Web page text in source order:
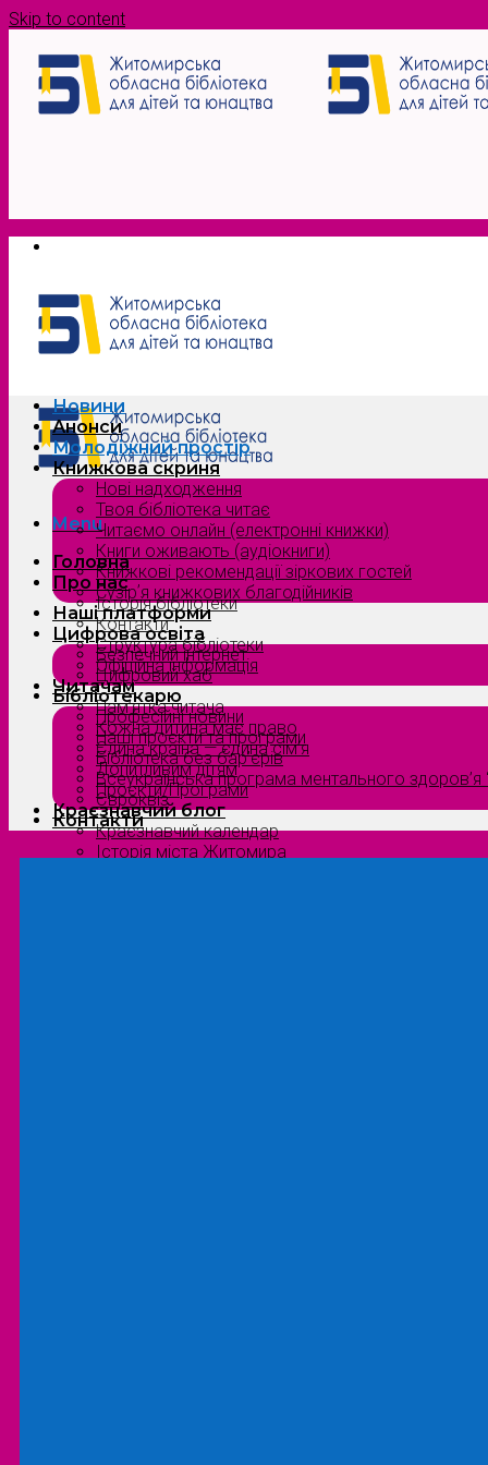
Skip to content
Menu
Головна
Про нас
Історія бібліотеки
Контакти
Структура бібліотеки
Офіційна інформація
Читачам
Пам’ятка читача
Кожна дитина має право
Єдина країна — єдина сім’я
Допитливим дітям
Проєкти/Програми
Краєзнавчий блог
Краєзнавчий календар
Історія міста Житомира
Новини
Анонси
Молодіжний простір
Книжкова скриня
Нові надходження
Твоя бібліотека читає
Читаємо онлайн (електронні книжки)
Книги оживають (аудіокниги)
Книжкові рекомендації зіркових гостей
Сузірʼя книжкових благодійників
Наші платформи
Цифрова освіта
Безпечний інтернет
Цифровий хаб
Бібліотекарю
Професійні новини
Наші проєкти та програми
Бібліотека без бар’єрів
Всеукраїнська програма ментального здоров’я
Євроквіз
Контакти